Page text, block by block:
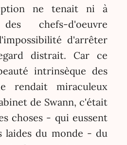
ne tenait ni à
chefs-d'oeuvre
d'arrêter
distrait. Car ce
intrinsèque des
rendait miraculeux
de Swann, c'était
choses - qui eussent
laides du monde - du